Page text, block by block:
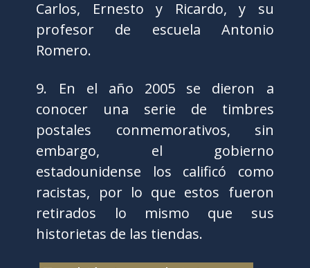
Carlos, Ernesto y Ricardo, y su
profesor de escuela Antonio
Romero.
9. En el año 2005 se dieron a
conocer una serie de timbres
postales conmemorativos, sin
embargo, el gobierno
estadounidense los calificó como
racistas, por lo que estos fueron
retirados lo mismo que sus
historietas de las tiendas.